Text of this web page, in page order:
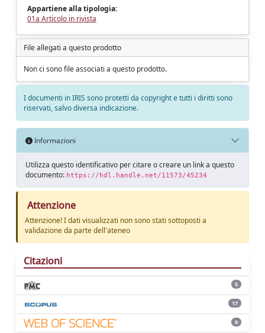
Appartiene alla tipologia:
01a Articolo in rivista
File allegati a questo prodotto
Non ci sono file associati a questo prodotto.
I documenti in IRIS sono protetti da copyright e tutti i diritti sono
riservati, salvo diversa indicazione.
Informazioni
Utilizza questo identificativo per citare o creare un link a questo
documento: https://hdl.handle.net/11573/45234
Attenzione
Attenzione! I dati visualizzati non sono stati sottoposti a
validazione da parte dell'ateneo
Citazioni
5
17
9